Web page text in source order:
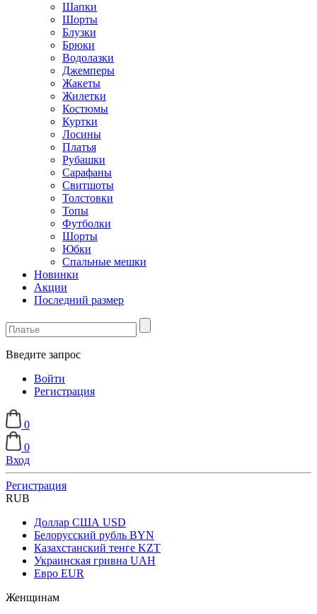
Шапки
Шорты
Блузки
Брюки
Водолазки
Джемперы
Жакеты
Жилетки
Костюмы
Куртки
Лосины
Платья
Рубашки
Сарафаны
Свитшоты
Толстовки
Топы
Футболки
Шорты
Юбки
Спальные мешки
Новинки
Акции
Последний размер
Введите запрос
Войти
Регистрация
0
0
Вход
Регистрация
RUB
Доллар США USD
Белорусский рубль BYN
Казахстанский тенге KZT
Украинская гривна UAH
Евро EUR
Женщинам